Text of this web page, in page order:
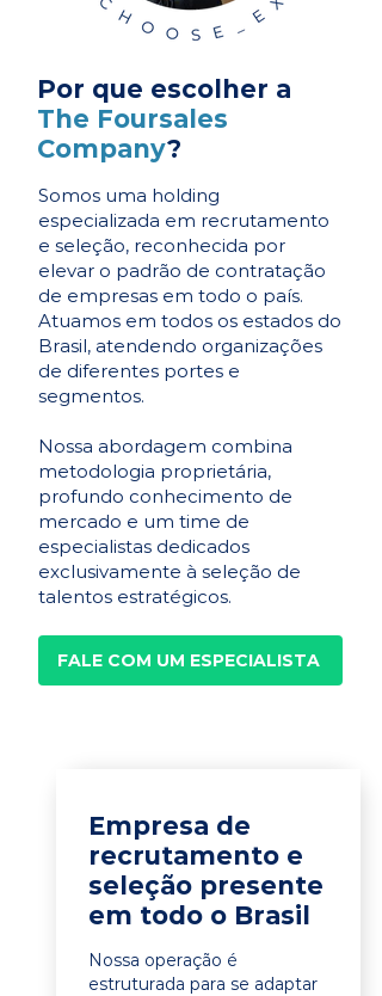
Por que escolher a
The Foursales
Company?
Somos uma holding
especializada em recrutamento
e seleção, reconhecida por
elevar o padrão de contratação
de empresas em todo o país.
Atuamos em todos os estados do
Brasil, atendendo organizações
de diferentes portes e
segmentos.
Nossa abordagem combina
metodologia proprietária,
profundo conhecimento de
mercado e um time de
especialistas dedicados
exclusivamente à seleção de
talentos estratégicos.
FALE COM UM ESPECIALISTA
Empresa de
recrutamento e
seleção presente
em todo o Brasil
Nossa operação é
estruturada para se adaptar